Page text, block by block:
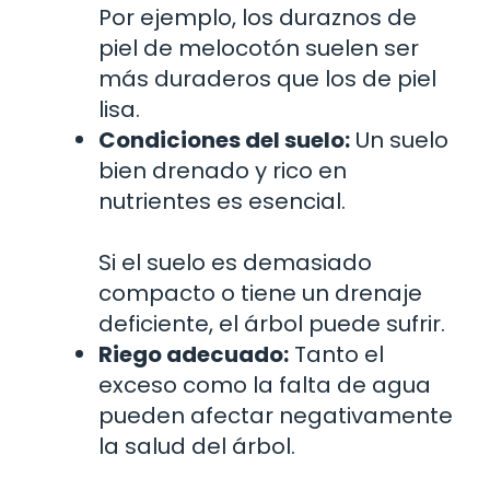
Por ejemplo, los duraznos de
piel de melocotón suelen ser
más duraderos que los de piel
lisa.
Condiciones del suelo: Un suelo
bien drenado y rico en
nutrientes es esencial.
Si el suelo es demasiado
compacto o tiene un drenaje
deficiente, el árbol puede sufrir.
Riego adecuado: Tanto el
exceso como la falta de agua
pueden afectar negativamente
la salud del árbol.